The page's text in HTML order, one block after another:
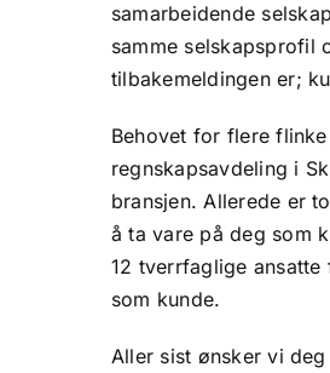
samarbeidende
samme selskapsprofil
tilbakemeldingen er;
Behovet for flere
regnskapsavdeling i
bransjen. Allerede er
å ta vare på deg som
12 tverrfaglige
som kunde.
Aller sist ønsker vi